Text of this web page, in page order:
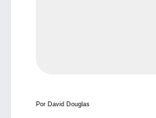
Por David Douglas